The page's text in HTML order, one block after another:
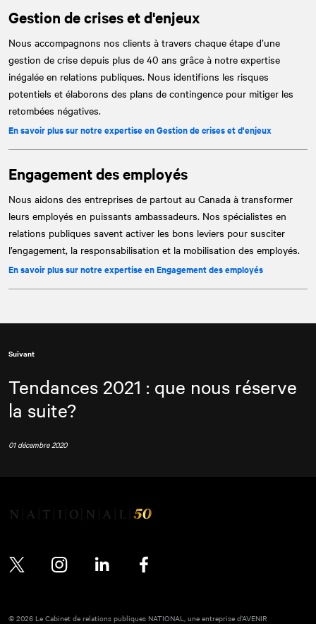
Gestion de crises et d'enjeux
Nous accompagnons nos clients à travers chaque étape d’une
gestion de crise depuis plus de 40 ans grâce à notre expertise
inégalée en relations publiques. Nous identifions les risques
potentiels et élaborons des plans de contingence pour mitiger les
retombées négatives.
En savoir plus sur notre expertise en Gestion de crises et d'enjeux
Engagement des employés
Nous aidons des entreprises de partout au Canada à transformer
leurs employés en puissants ambassadeurs. Nos spécialistes en
relations publiques savent activer les bons leviers pour susciter
l’engagement, la responsabilisation et la mobilisation des employés.
En savoir plus sur notre expertise en Engagement des employés
Suivant
Tendances 2021 : que nous réserve
la suite?
01 décembre 2020
© 2026 Le Cabinet de relations publiques NATIONAL, une entreprise d’AVENIR